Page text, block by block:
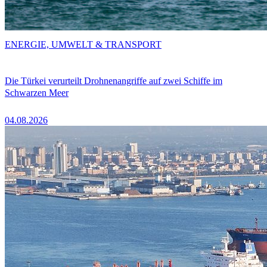
Die Türkei verurteilt Drohnenangriffe auf zwei Schiffe im
Schwarzen Meer
04.08.2026
ENERGIE, UMWELT & TRANSPORT